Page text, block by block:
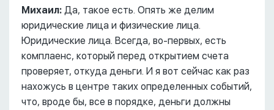
Михаил: Да, такое есть. Опять же делим
юридические лица и физические лица.
Юридические лица. Всегда, во-первых, есть
комплаенс, который перед открытием счета
проверяет, откуда деньги. И я вот сейчас как раз
нахожусь в центре таких определенных событий,
что, вроде бы, все в порядке, деньги должны